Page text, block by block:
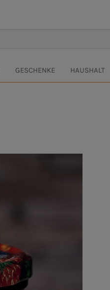
GESCHENKE HAUSHALT